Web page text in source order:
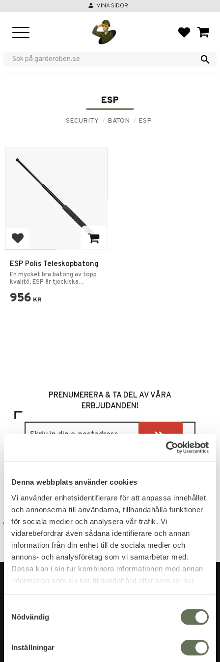
Denna webbplats använder cookies
Vi använder enhetsidentifierare för att anpassa innehållet
och annonserna till användarna, tillhandahålla funktioner
för sociala medier och analysera vår trafik. Vi
vidarebefordrar även sådana identifierare och annan
information från din enhet till de sociala medier och
annons- och analysföretag som vi samarbetar med.
Dessa kan i sin tur kombinera informationen med annan
information som du har tillhandahållit eller som de har
Nödvändig
Inställningar
person MINA SIDOR
ESP
SECURITY BATON ESP
Add to favorites
ESP Polis Teleskopbatong
En mycket bra batong av topp
kvalité, ESP är tjeckiska
956 KR
PRENUMERERA & TA DEL AV VÅRA
ERBJUDANDEN!
Dina personuppgifter behandlas i enlighet med vår